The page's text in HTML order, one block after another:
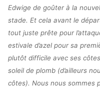
Edwige de goûter à la
stade. Et cela avant le
tout juste prête pour
estivale d’azel pour sa
plutôt difficile avec ses
soleil de plomb (d’ailleurs
côtes). Nous nous sommes